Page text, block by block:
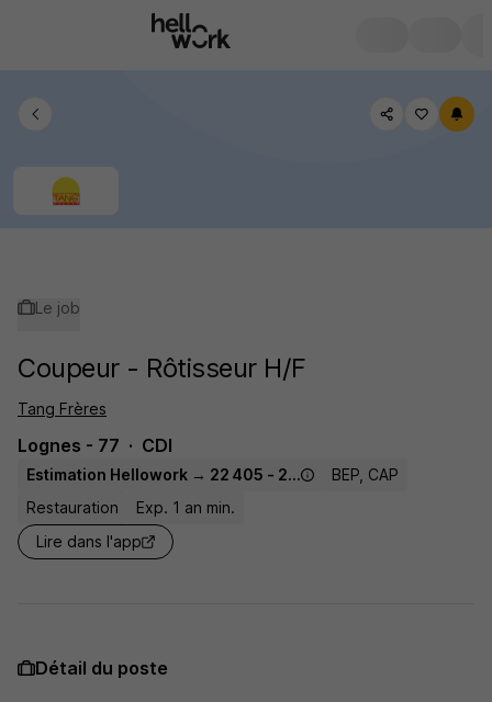
Le job
Coupeur - Rôtisseur H/F
Tang Frères
Lognes - 77 CDI
Estimation Hellowork → 22 405 - 22 804 € / an
BEP, CAP
Restauration
Exp. 1 an min.
Lire dans l'app
Détail du poste